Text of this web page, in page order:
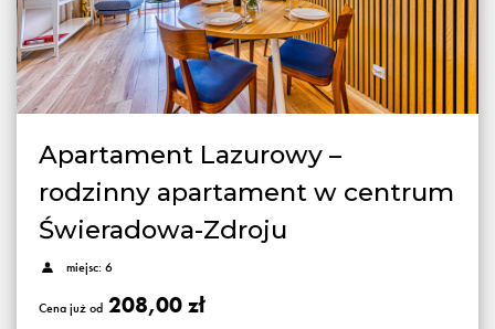
Apartament Lazurowy –
rodzinny apartament w centrum
Świeradowa-Zdroju
miejsc: 6
Cena już od 208,00 zł